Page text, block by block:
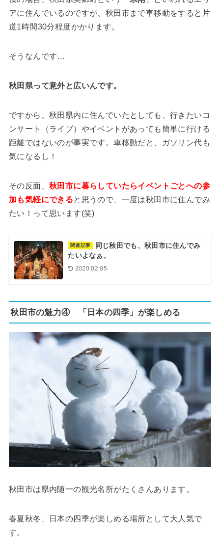
アに住んでいるのですが、秋田市まで車移動をすると片
道1時間30分程度かかります。
そうなんです…
秋田県って意外と広いんです。
ですから、秋田県内に住んでいたとしても、行きたいコ
ンサート（ライブ）やイベントがあっても簡単に行ける
距離ではないのが事実です。車移動だと、ガソリン代も
気になるし！
その反面、 秋田市に暮らしていたらイベントごとへの参
加も気軽にできると思うので、一度は秋田市に住んでみ
たい！って思います(笑)
関連記事
同じ秋田でも、秋田市に住んでみ
たいよなぁ。
2020.02.05
秋田市の魅力④ 「日本の四季」が楽しめる
秋田市は県内随一の観光名所がたくさんあります。
春夏秋冬、日本の四季が楽しめる場所として大人気で
す。